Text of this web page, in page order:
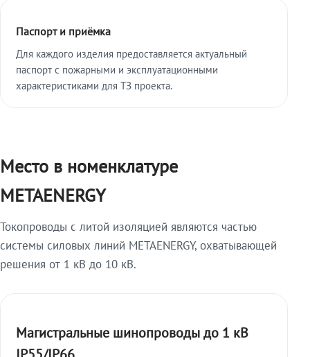
Паспорт и приёмка
Для каждого изделия предоставляется актуальный
паспорт с пожарными и эксплуатационными
характеристиками для ТЗ проекта.
Место в номенклатуре
METAENERGY
Токопроводы с литой изоляцией являются частью
системы силовых линий METAENERGY, охватывающей
решения от 1 кВ до 10 кВ.
Магистральные шинопроводы до 1 кВ